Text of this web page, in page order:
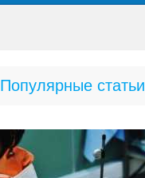
Популярные статьи